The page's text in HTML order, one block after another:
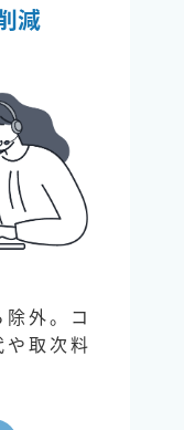
減
外。コ
取次料